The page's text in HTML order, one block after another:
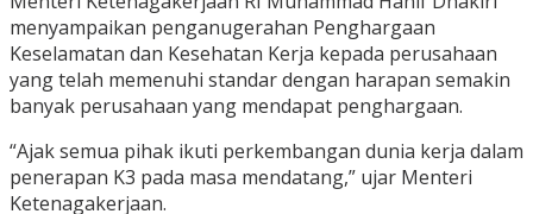
menyampaikan penganugerahan Penghargaan
Keselamatan dan Kesehatan Kerja kepada perusahaan
yang telah memenuhi standar dengan harapan semakin
banyak perusahaan yang mendapat penghargaan.
“Ajak semua pihak ikuti perkembangan dunia kerja dalam
penerapan K3 pada masa mendatang,” ujar Menteri
Ketenagakerjaan.